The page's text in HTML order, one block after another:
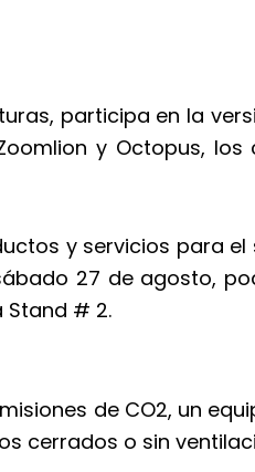
participa en la
y Octopus,
y servicios para
27 de agosto,
Stand # 2.
de CO2, un
cerrados o sin